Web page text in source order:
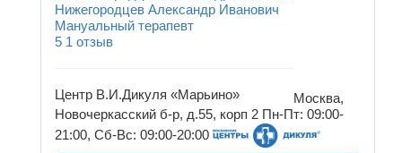
Нижегородцев Александр Иванович
Мануальный терапевт
5 1 отзыв
Центр В.И.Дикуля «Марьино»
Москва,
Новочеркасский б-р, д.55, корп 2 Пн-Пт: 09:00-
21:00, Сб-Вс: 09:00-20:00